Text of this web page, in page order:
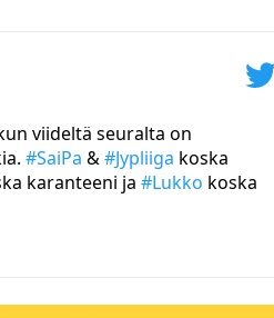
viideltä seuralta on
#SaiPa &#Jypliiga koska
karanteeni ja #Lukko koska